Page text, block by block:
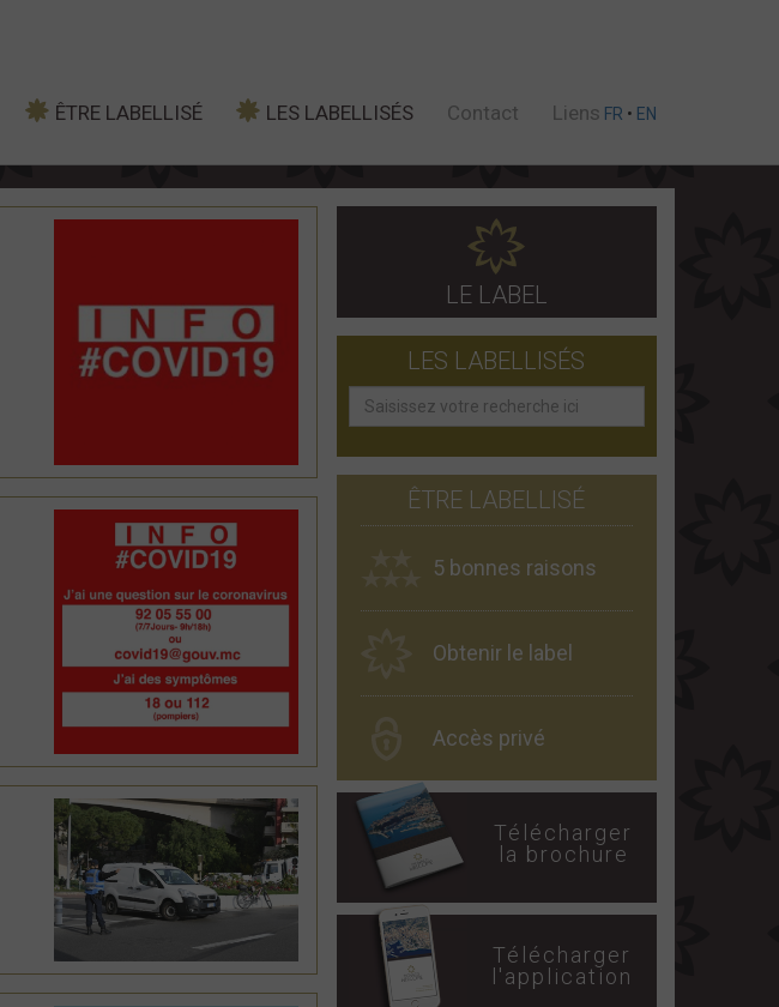
ÊTRE LABELLISÉ LES LABELLISÉS Contact Liens FR • EN
LE LABEL
LES LABELLISÉS
ÊTRE LABELLISÉ
5 bonnes raisons
Obtenir le label
Accès privé
Télécharger
la brochure
Télécharger
l'application